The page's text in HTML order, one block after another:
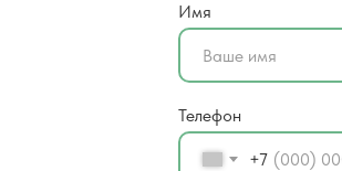
Имя
Телефон
+7